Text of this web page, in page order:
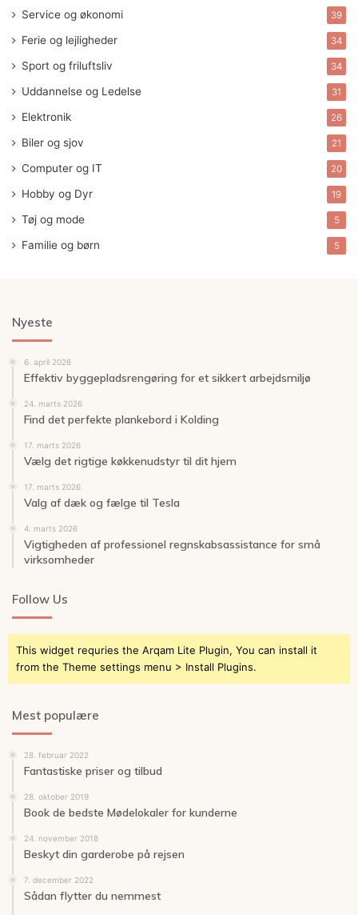
Service og økonomi 39
Ferie og lejligheder 34
Sport og friluftsliv 34
Uddannelse og Ledelse 31
Elektronik 26
Biler og sjov 21
Computer og IT 20
Hobby og Dyr 19
Tøj og mode 5
Familie og børn 5
Nyeste
6. april 2026
Effektiv byggepladsrengøring for et sikkert arbejdsmiljø
24. marts 2026
Find det perfekte plankebord i Kolding
17. marts 2026
Vælg det rigtige køkkenudstyr til dit hjem
17. marts 2026
Valg af dæk og fælge til Tesla
4. marts 2026
Vigtigheden af professionel regnskabsassistance for små
virksomheder
Follow Us
This widget requries the Arqam Lite Plugin, You can install it
from the Theme settings menu > Install Plugins.
Mest populære
28. februar 2022
Fantastiske priser og tilbud
28. oktober 2019
Book de bedste Mødelokaler for kunderne
24. november 2018
Beskyt din garderobe på rejsen
7. december 2022
Sådan flytter du nemmest